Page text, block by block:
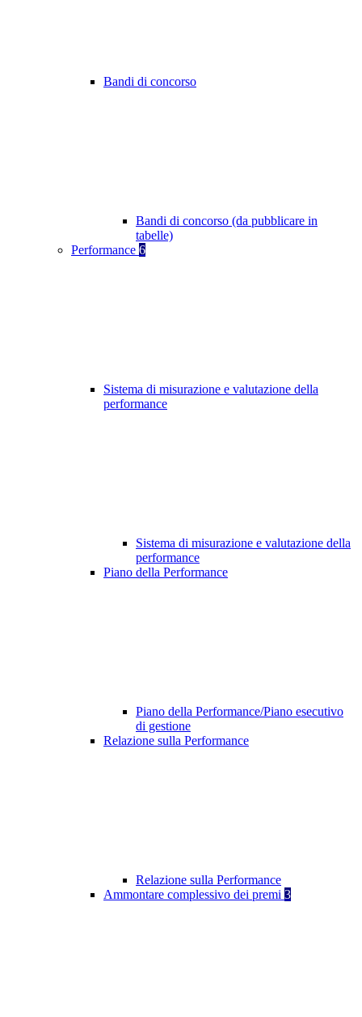
Bandi di concorso
Bandi di concorso (da pubblicare in
tabelle)
Performance 6
Sistema di misurazione e valutazione della
performance
Sistema di misurazione e valutazione della
performance
Piano della Performance
Piano della Performance/Piano esecutivo
di gestione
Relazione sulla Performance
Relazione sulla Performance
Ammontare complessivo dei premi 3